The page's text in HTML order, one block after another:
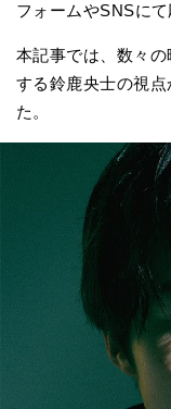
フォームやSNSにて
本記事では、数々
する鈴鹿央士の視
た。